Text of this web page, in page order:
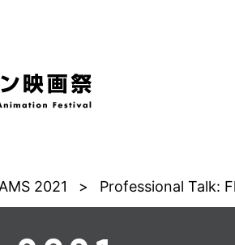
2021 > Professional Talk: